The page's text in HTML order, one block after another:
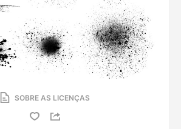
SOBRE AS LICENÇAS